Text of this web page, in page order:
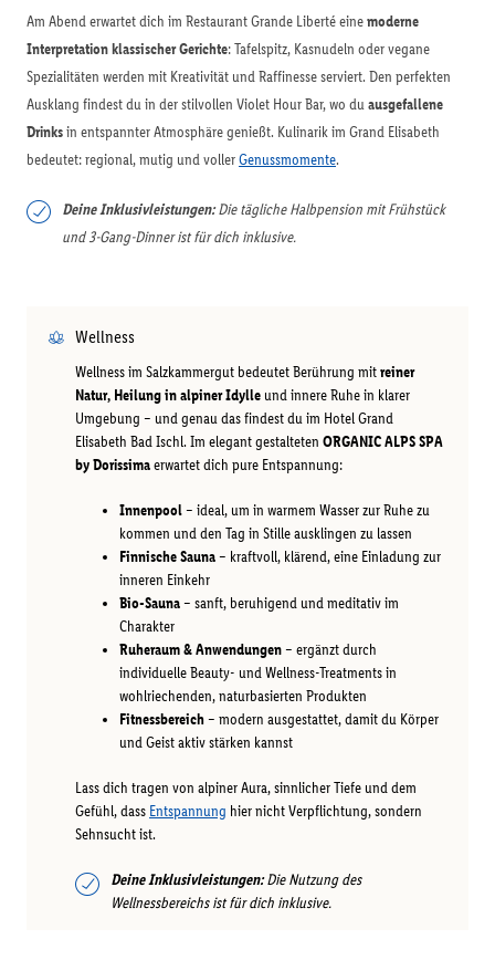
Am Abend erwartet dich im Restaurant Grande Liberté einemoderne
Interpretation klassischer Gerichte: Tafelspitz, Kasnudeln oder vegane
Spezialitäten werden mit Kreativität und Raffinesse serviert. Den perfekten
Ausklang findest du in der stilvollen Violet Hour Bar, wo duausgefallene
Drinksin entspannter Atmosphäre genießt. Kulinarik im Grand Elisabeth
bedeutet: regional, mutig und vollerGenussmomente.
Deine Inklusivleistungen:Die tägliche Halbpension mit Frühstück
und 3-Gang-Dinner ist für dich inklusive.
Wellness
Wellness im Salzkammergut bedeutet Berührung mitreiner
Natur, Heilung in alpiner Idylle und innere Ruhe in klarer
Umgebung – und genau das findest du im Hotel Grand
Elisabeth Bad Ischl. Im elegant gestalteten ORGANIC ALPS SPA
by Dorissimaerwartet dich pure Entspannung:
Innenpool– ideal, um in warmem Wasser zur Ruhe zu
kommen und den Tag in Stille ausklingen zu lassen
Finnische Sauna– kraftvoll, klärend, eine Einladung zur
inneren Einkehr
Bio-Sauna– sanft, beruhigend und meditativ im
Charakter
Ruheraum & Anwendungen– ergänzt durch
individuelle Beauty- und Wellness-Treatments in
wohlriechenden, naturbasierten Produkten
Fitnessbereich– modern ausgestattet, damit du Körper
und Geist aktiv stärken kannst
Lass dich tragen von alpiner Aura, sinnlicher Tiefe und dem
Gefühl, dass Entspannung hier nicht Verpflichtung, sondern
Sehnsucht ist.
Deine Inklusivleistungen:Die Nutzung des
Wellnessbereichs ist für dich inklusive.